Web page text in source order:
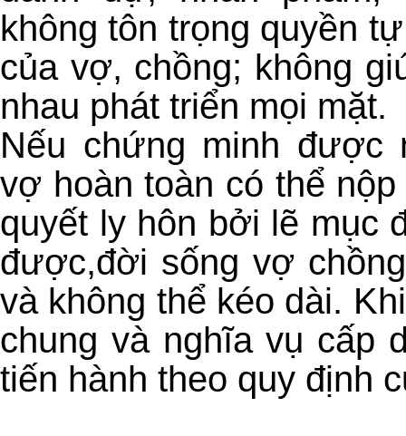
không tôn trọng quyền
của vợ, chồng; không
nhau phát triển mọi mặt.
Nếu chứng minh được
vợ hoàn toàn có thể
quyết ly hôn bởi lẽ mục
được,đời sống vợ
và không thể kéo dài.
chung và nghĩa vụ cấp
tiến hành theo quy định